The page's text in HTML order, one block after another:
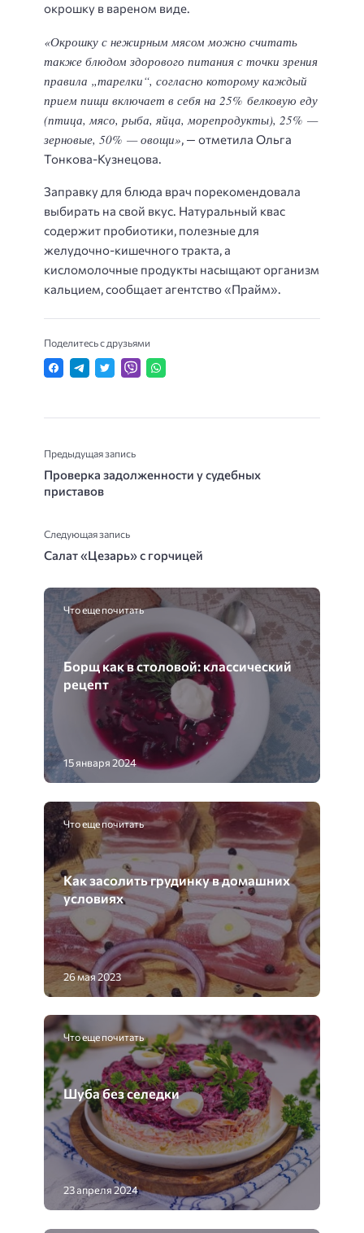
окрошку в вареном виде.
«Окрошку с нежирным мясом можно считать
также блюдом здорового питания с точки зрения
правила „тарелки“, согласно которому каждый
прием пищи включает в себя на 25% белковую еду
(птица, мясо, рыба, яйца, морепродукты), 25% —
зерновые, 50% — овощи» , — отметила Ольга
Тонкова-Кузнецова.
Заправку для блюда врач порекомендовала
выбирать на свой вкус. Натуральный квас
содержит пробиотики, полезные для
желудочно-кишечного тракта, а
кисломолочные продукты насыщают организм
кальцием, сообщает агентство «Прайм».
Поделитесь с друзьями
Предыдущая запись
Проверка задолженности у судебных
приставов
Следующая запись
Салат «Цезарь» с горчицей
Что еще почитать
Борщ как в столовой: классический
рецепт
15 января 2024
Что еще почитать
Как засолить грудинку в домашних
условиях
26 мая 2023
Что еще почитать
Шуба без селедки
23 апреля 2024